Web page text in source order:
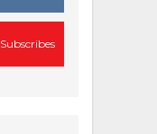
Subscribes